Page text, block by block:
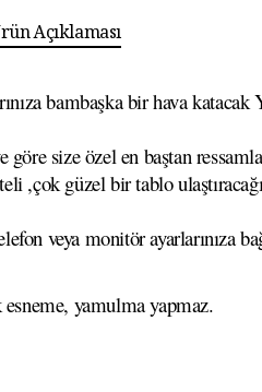
Açıklaması
bambaşka bir hava katacak
size özel en baştan
,çok güzel bir tablo
veya monitör ayarlarınıza
esneme, yamulma yapmaz.